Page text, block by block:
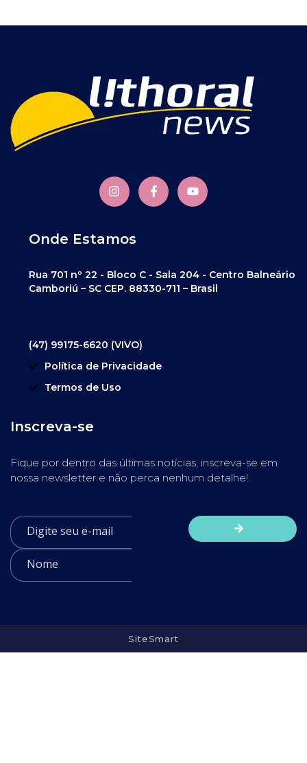
Onde Estamos
Rua 701 nº 22 - Bloco C - Sala 204 - Centro Balneário
Camboriú – SC CEP. 88330-711 – Brasil
(47) 99175-6620 (VIVO)
Política de Privacidade
Termos de Uso
Inscreva-se
Fique por dentro das últimas notícias, inscreva-se em
nossa newsletter e não perca nenhum detalhe!
SiteSmart